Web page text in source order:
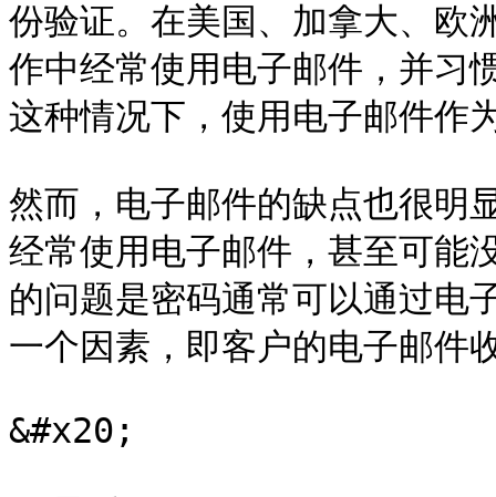
份验证。在美国、加拿大、欧
作中经常使用电子邮件，并习
这种情况下，使用电子邮件作
然而，电子邮件的缺点也很明
经常使用电子邮件，甚至可能
的问题是密码通常可以通过电
一个因素，即客户的电子邮件
&#x20;